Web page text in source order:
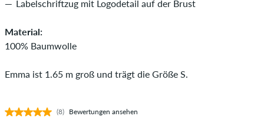
Labelschriftzug mit Logodetail auf der Brust
Material:
100% Baumwolle
Emma ist 1.65 m groß und trägt die Größe S.
(8) Bewertungen ansehen